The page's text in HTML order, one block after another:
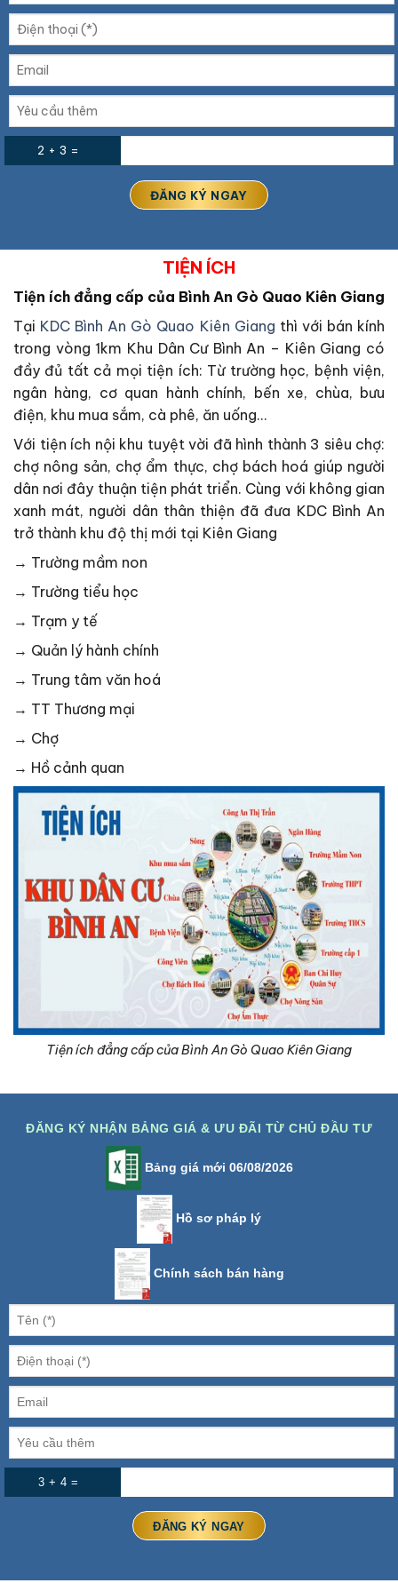
2 + 3 =
TIỆN ÍCH
Tiện ích đẳng cấp của Bình An Gò Quao Kiên Giang
Tại KDC Bình An Gò Quao Kiên Giang thì với bán kính
trong vòng 1km Khu Dân Cư Bình An – Kiên Giang có
đầy đủ tất cả mọi tiện ích: Từ trường học, bệnh viện,
ngân hàng, cơ quan hành chính, bến xe, chùa, bưu
điện, khu mua sắm, cà phê, ăn uống…
Với tiện ích nội khu tuyệt vời đã hình thành 3 siêu chợ:
chợ nông sản, chợ ẩm thực, chợ bách hoá giúp người
dân nơi đây thuận tiện phát triển. Cùng với không gian
xanh mát, người dân thân thiện đã đưa KDC Bình An
trở thành khu độ thị mới tại Kiên Giang
→ Trường mầm non
→ Trường tiểu học
→ Trạm y tế
→ Quản lý hành chính
→ Trung tâm văn hoá
→ TT Thương mại
→ Chợ
→ Hồ cảnh quan
Tiện ích đẳng cấp của Bình An Gò Quao Kiên Giang
ĐĂNG KÝ NHẬN BẢNG GIÁ & ƯU ĐÃI TỪ CHỦ ĐẦU TƯ
Bảng giá mới 06/08/2026
Hồ sơ pháp lý
Chính sách bán hàng
3 + 4 =